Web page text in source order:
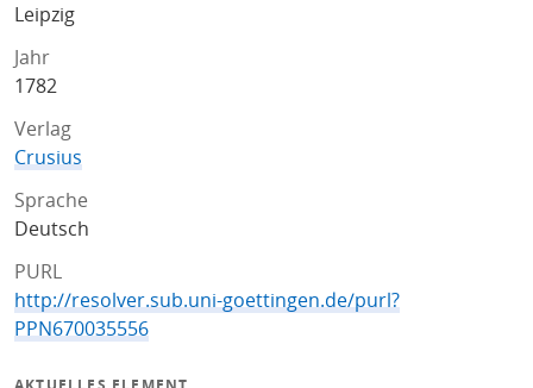
Leipzig
Jahr
1782
Verlag
Crusius
Sprache
Deutsch
PURL
http://resolver.sub.uni-goettingen.de/purl?
PPN670035556